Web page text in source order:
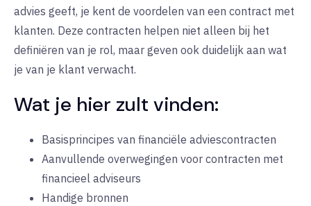
advies geeft, je kent de voordelen van een contract met
klanten. Deze contracten helpen niet alleen bij het
definiëren van je rol, maar geven ook duidelijk aan wat
je van je klant verwacht.
Wat je hier zult vinden:
Basisprincipes van financiële adviescontracten
Aanvullende overwegingen voor contracten met
financieel adviseurs
Handige bronnen